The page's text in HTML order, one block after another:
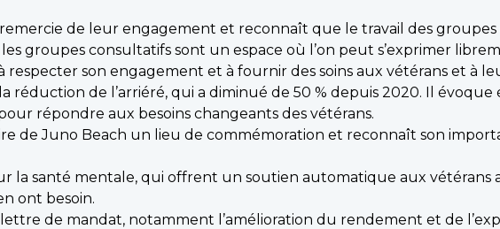
de leur engagement et reconnaît que le travail des
groupes consultatifs sont un espace où l’on peut s’exprimer
respecter son engagement et à fournir des soins aux vétérans et à
de l’arriéré, qui a diminué de 50 % depuis 2020. Il évoque
répondre aux besoins changeants des vétérans.
de Juno Beach un lieu de commémoration et reconnaît son
la santé mentale, qui offrent un soutien automatique aux vétérans
ont besoin.
de mandat, notamment l’amélioration du rendement et de